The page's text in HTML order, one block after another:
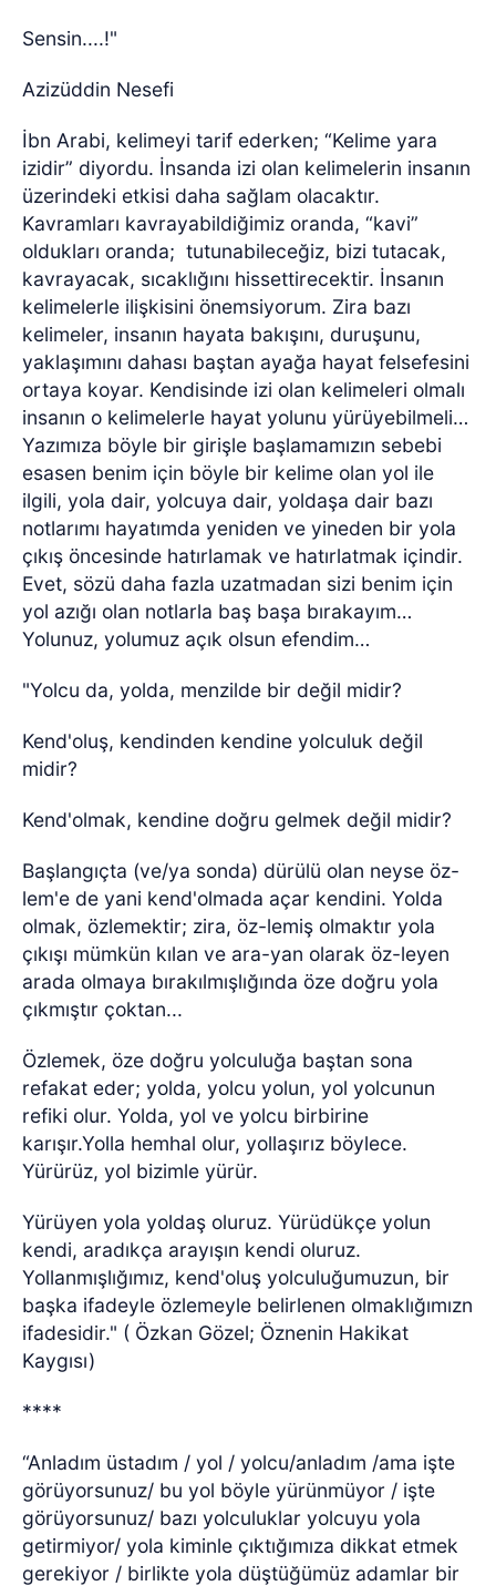
Sensin....!"
Azizüddin Nesefi
İbn Arabi, kelimeyi tarif ederken; “Kelime yara
izidir” diyordu. İnsanda izi olan kelimelerin insanın
üzerindeki etkisi daha sağlam olacaktır.
Kavramları kavrayabildiğimiz oranda, “kavi”
oldukları oranda; tutunabileceğiz, bizi tutacak,
kavrayacak, sıcaklığını hissettirecektir. İnsanın
kelimelerle ilişkisini önemsiyorum. Zira bazı
kelimeler, insanın hayata bakışını, duruşunu,
yaklaşımını dahası baştan ayağa hayat felsefesini
ortaya koyar. Kendisinde izi olan kelimeleri olmalı
insanın o kelimelerle hayat yolunu yürüyebilmeli…
Yazımıza böyle bir girişle başlamamızın sebebi
esasen benim için böyle bir kelime olan yol ile
ilgili, yola dair, yolcuya dair, yoldaşa dair bazı
notlarımı hayatımda yeniden ve yineden bir yola
çıkış öncesinde hatırlamak ve hatırlatmak içindir.
Evet, sözü daha fazla uzatmadan sizi benim için
yol azığı olan notlarla baş başa bırakayım…
Yolunuz, yolumuz açık olsun efendim…
"Yolcu da, yolda, menzilde bir değil midir?
Kend'oluş, kendinden kendine yolculuk değil
midir?
Kend'olmak, kendine doğru gelmek değil midir?
Başlangıçta (ve/ya sonda) dürülü olan neyse öz-
lem'e de yani kend'olmada açar kendini. Yolda
olmak, özlemektir; zira, öz-lemiş olmaktır yola
çıkışı mümkün kılan ve ara-yan olarak öz-leyen
arada olmaya bırakılmışlığında öze doğru yola
çıkmıştır çoktan...
Özlemek, öze doğru yolculuğa baştan sona
refakat eder; yolda, yolcu yolun, yol yolcunun
refiki olur. Yolda, yol ve yolcu birbirine
karışır.Yolla hemhal olur, yollaşırız böylece.
Yürürüz, yol bizimle yürür.
Yürüyen yola yoldaş oluruz. Yürüdükçe yolun
kendi, aradıkça arayışın kendi oluruz.
Yollanmışlığımız, kend'oluş yolculuğumuzun, bir
başka ifadeyle özlemeyle belirlenen olmaklığımızn
ifadesidir." ( Özkan Gözel; Öznenin Hakikat
Kaygısı)
****
“Anladım üstadım / yol / yolcu/anladım /ama işte
görüyorsunuz/ bu yol böyle yürünmüyor / işte
görüyorsunuz/ bazı yolculuklar yolcuyu yola
getirmiyor/ yola kiminle çıktığımıza dikkat etmek
gerekiyor / birlikte yola düştüğümüz adamlar bir